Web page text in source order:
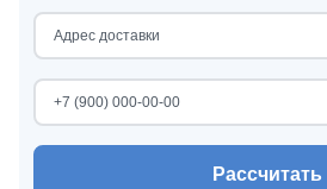
Рассчитать